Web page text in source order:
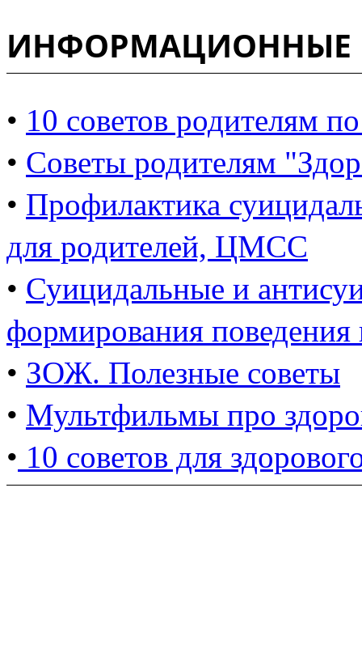
ИНФОРМАЦИОННЫЕ
• 10 советов родителям
• Советы родителям
• Профилактика
для родителей, ЦМСС
• Суицидальные и
формирования
• ЗОЖ. Полезные советы
• Мультфильмы про
• 10 советов для